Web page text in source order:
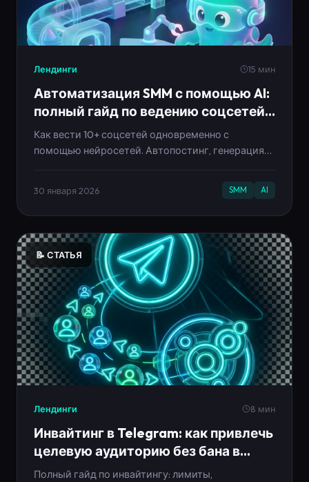
Лендинги 15 мин
Автоматизация SMM с помощью AI:
полный гайд по ведению соцсетей
на автомате
Как вести 10+ соцсетей одновременно с
помощью нейросетей. Автопостинг, генерация
30 января 2026 SMM AI
📝 СТАТЬЯ
Лендинги 8 мин
Инвайтинг в Telegram: как привлечь
целевую аудиторию без бана в
2025
Полный гайд по инвайтингу: лимиты,